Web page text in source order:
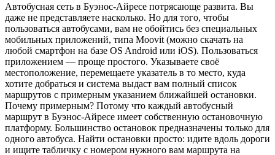
Автобусная сеть в Буэнос-Айресе потрясающе развита. Вы
даже не представляете насколько. Но для того, чтобы
пользоваться автобусами, вам не обойтись без специальных
мобильных приложений, типа Moovit (можно скачать на
любой смартфон на базе OS Android или iOS). Пользоваться
приложением — проще простого. Указываете своё
местоположение, перемещаете указатель в то место, куда
хотите добраться и система выдаст вам полный список
маршрутов с примерным указанием ближайшей остановки.
Почему примерным? Потому что каждый автобусный
маршрут в Буэнос-Айресе имеет собственную остановочную
платформу. Большинство остановок предназначены только для
одного автобуса. Найти остановки просто: идите вдоль дороги
и ищите табличку с номером нужного вам маршрута на